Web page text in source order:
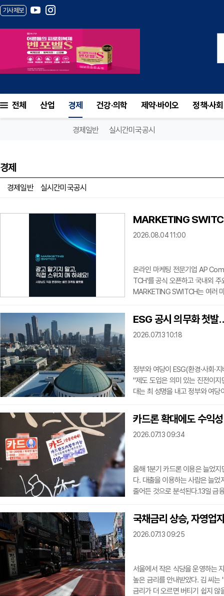
기사제보
전체 산업 경제 건강·의학 제약·바이오 정책·사회
경제일반 실시간미국공시
경제
경제일반 실시간미국공시
MARKETING
2026.08.04 11:00
온라인 마케팅 전문기업 AP
TCH'를 공식 오픈하고 국내외
MARKETING SWITCH는 여러
핑 등 국내외 주요 플랫폼의 마
마케팅 시장은 서비스가 세분화
용 체계가 달라 효율적인 마
ESG 공시 의무화 첫발
2026.07.13 10:18
정부와 여당이 ESG(환경·사회·
"제도 도입은 의미 있는 진전이
대는 최 성명을 내고 정부와 여
보호를 강화하기에는 미흡하다"
onment), 노동과 인권 등 사회
ernance)를 투자
카드론 확대에도 수익
2026.07.13 09:34
올해 1분기 카드론 이용은 늘었
다. 대출을 이용하는 사람은 늘
줄어든 것으로 분석된다.13일 금
6억4300만원보다 약 2% 증가
조6819억2300만원으로, 지난
활비 부담이 이어지면
국채금리 상승, 자영업
2026.07.13 09:25
서울에서 작은 식당을 운영하는
높은 금리를 안내받았다. 김 씨
금리가 더 오르면 버티기 쉽지 않